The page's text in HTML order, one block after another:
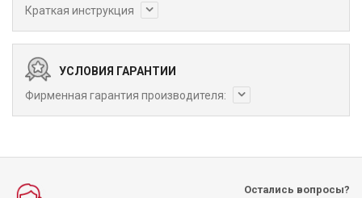
Краткая инструкция
УСЛОВИЯ ГАРАНТИИ
Фирменная гарантия производителя:
Остались вопросы?